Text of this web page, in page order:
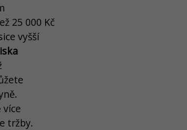
25 000 Kč
vyšší
tržby.